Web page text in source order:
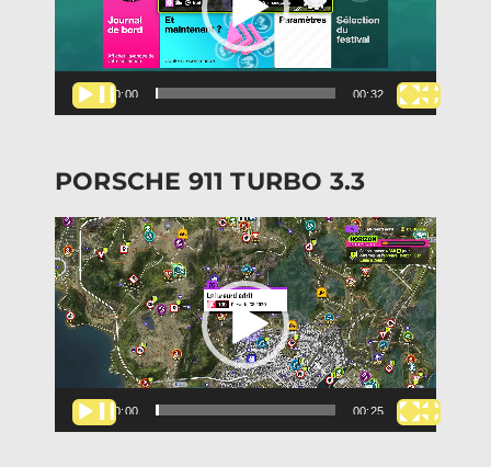
00:00 00:32
PORSCHE 911 TURBO 3.3
Lecteur
vidéo
00:00 00:25